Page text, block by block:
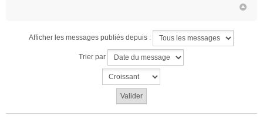
Afficher les messages publiés depuis :
Trier par